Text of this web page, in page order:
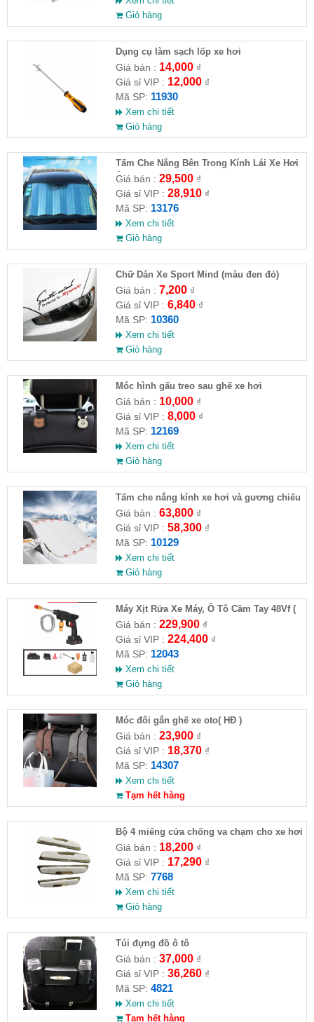
Giỏ hàng
Dụng cụ làm sạch lốp xe hơi
Giá bán : 14,000₫
Giá sỉ VIP : 12,000₫
Mã SP: 11930
Xem chi tiết
Giỏ hàng
Tấm Che Nắng Bên Trong Kính Lái Xe Hơi
Ô Tô Có Phản Quang
Giá bán : 29,500₫
Giá sỉ VIP : 28,910₫
Mã SP: 13176
Xem chi tiết
Giỏ hàng
Chữ Dán Xe Sport Mind (màu đen đỏ)
Giá bán : 7,200₫
Giá sỉ VIP : 6,840₫
Mã SP: 10360
Xem chi tiết
Giỏ hàng
Móc hình gấu treo sau ghế xe hơi
Giá bán : 10,000₫
Giá sỉ VIP : 8,000₫
Mã SP: 12169
Xem chi tiết
Giỏ hàng
Tấm che nắng kính xe hơi và gương chiếu
hậu (Full VAT )
Giá bán : 63,800₫
Giá sỉ VIP : 58,300₫
Mã SP: 10129
Xem chi tiết
Giỏ hàng
Máy Xịt Rửa Xe Máy, Ô Tô Cầm Tay 48Vf (
HĐ )
Giá bán : 229,900₫
Giá sỉ VIP : 224,400₫
Mã SP: 12043
Xem chi tiết
Giỏ hàng
Móc đôi gắn ghế xe oto( HĐ )
Giá bán : 23,900₫
Giá sỉ VIP : 18,370₫
Mã SP: 14307
Xem chi tiết
Tạm hết hàng
Bộ 4 miếng cửa chống va chạm cho xe hơi
Giá bán : 18,200₫
Giá sỉ VIP : 17,290₫
Mã SP: 7768
Xem chi tiết
Giỏ hàng
Túi đựng đồ ô tô
Giá bán : 37,000₫
Giá sỉ VIP : 36,260₫
Mã SP: 4821
Xem chi tiết
Tạm hết hàng